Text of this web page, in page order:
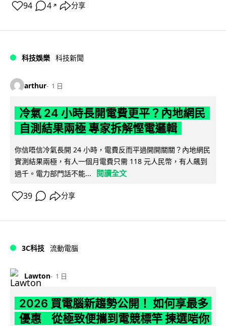
94 4 ↗ 分享
科技娛樂 科技新聞
arthur 1 日
冷氣 24 小時長開電費更平？內地網民
自測結果兩極 專家拆解慳電邏輯
你信唔信冷氣長開 24 小時，電費反而平過開開關關？內地網民
實測結果兩極，有人一個月電費只需 118 元人民幣，有人飆到
過千。電力部門話不能...
閱讀全文
39 分享
3C科技 流動電腦
Lawton 1 日
2026 買電腦新趨勢公開！ 如何享最多
優惠 從極致便攜到電競標竿 揀選啱你